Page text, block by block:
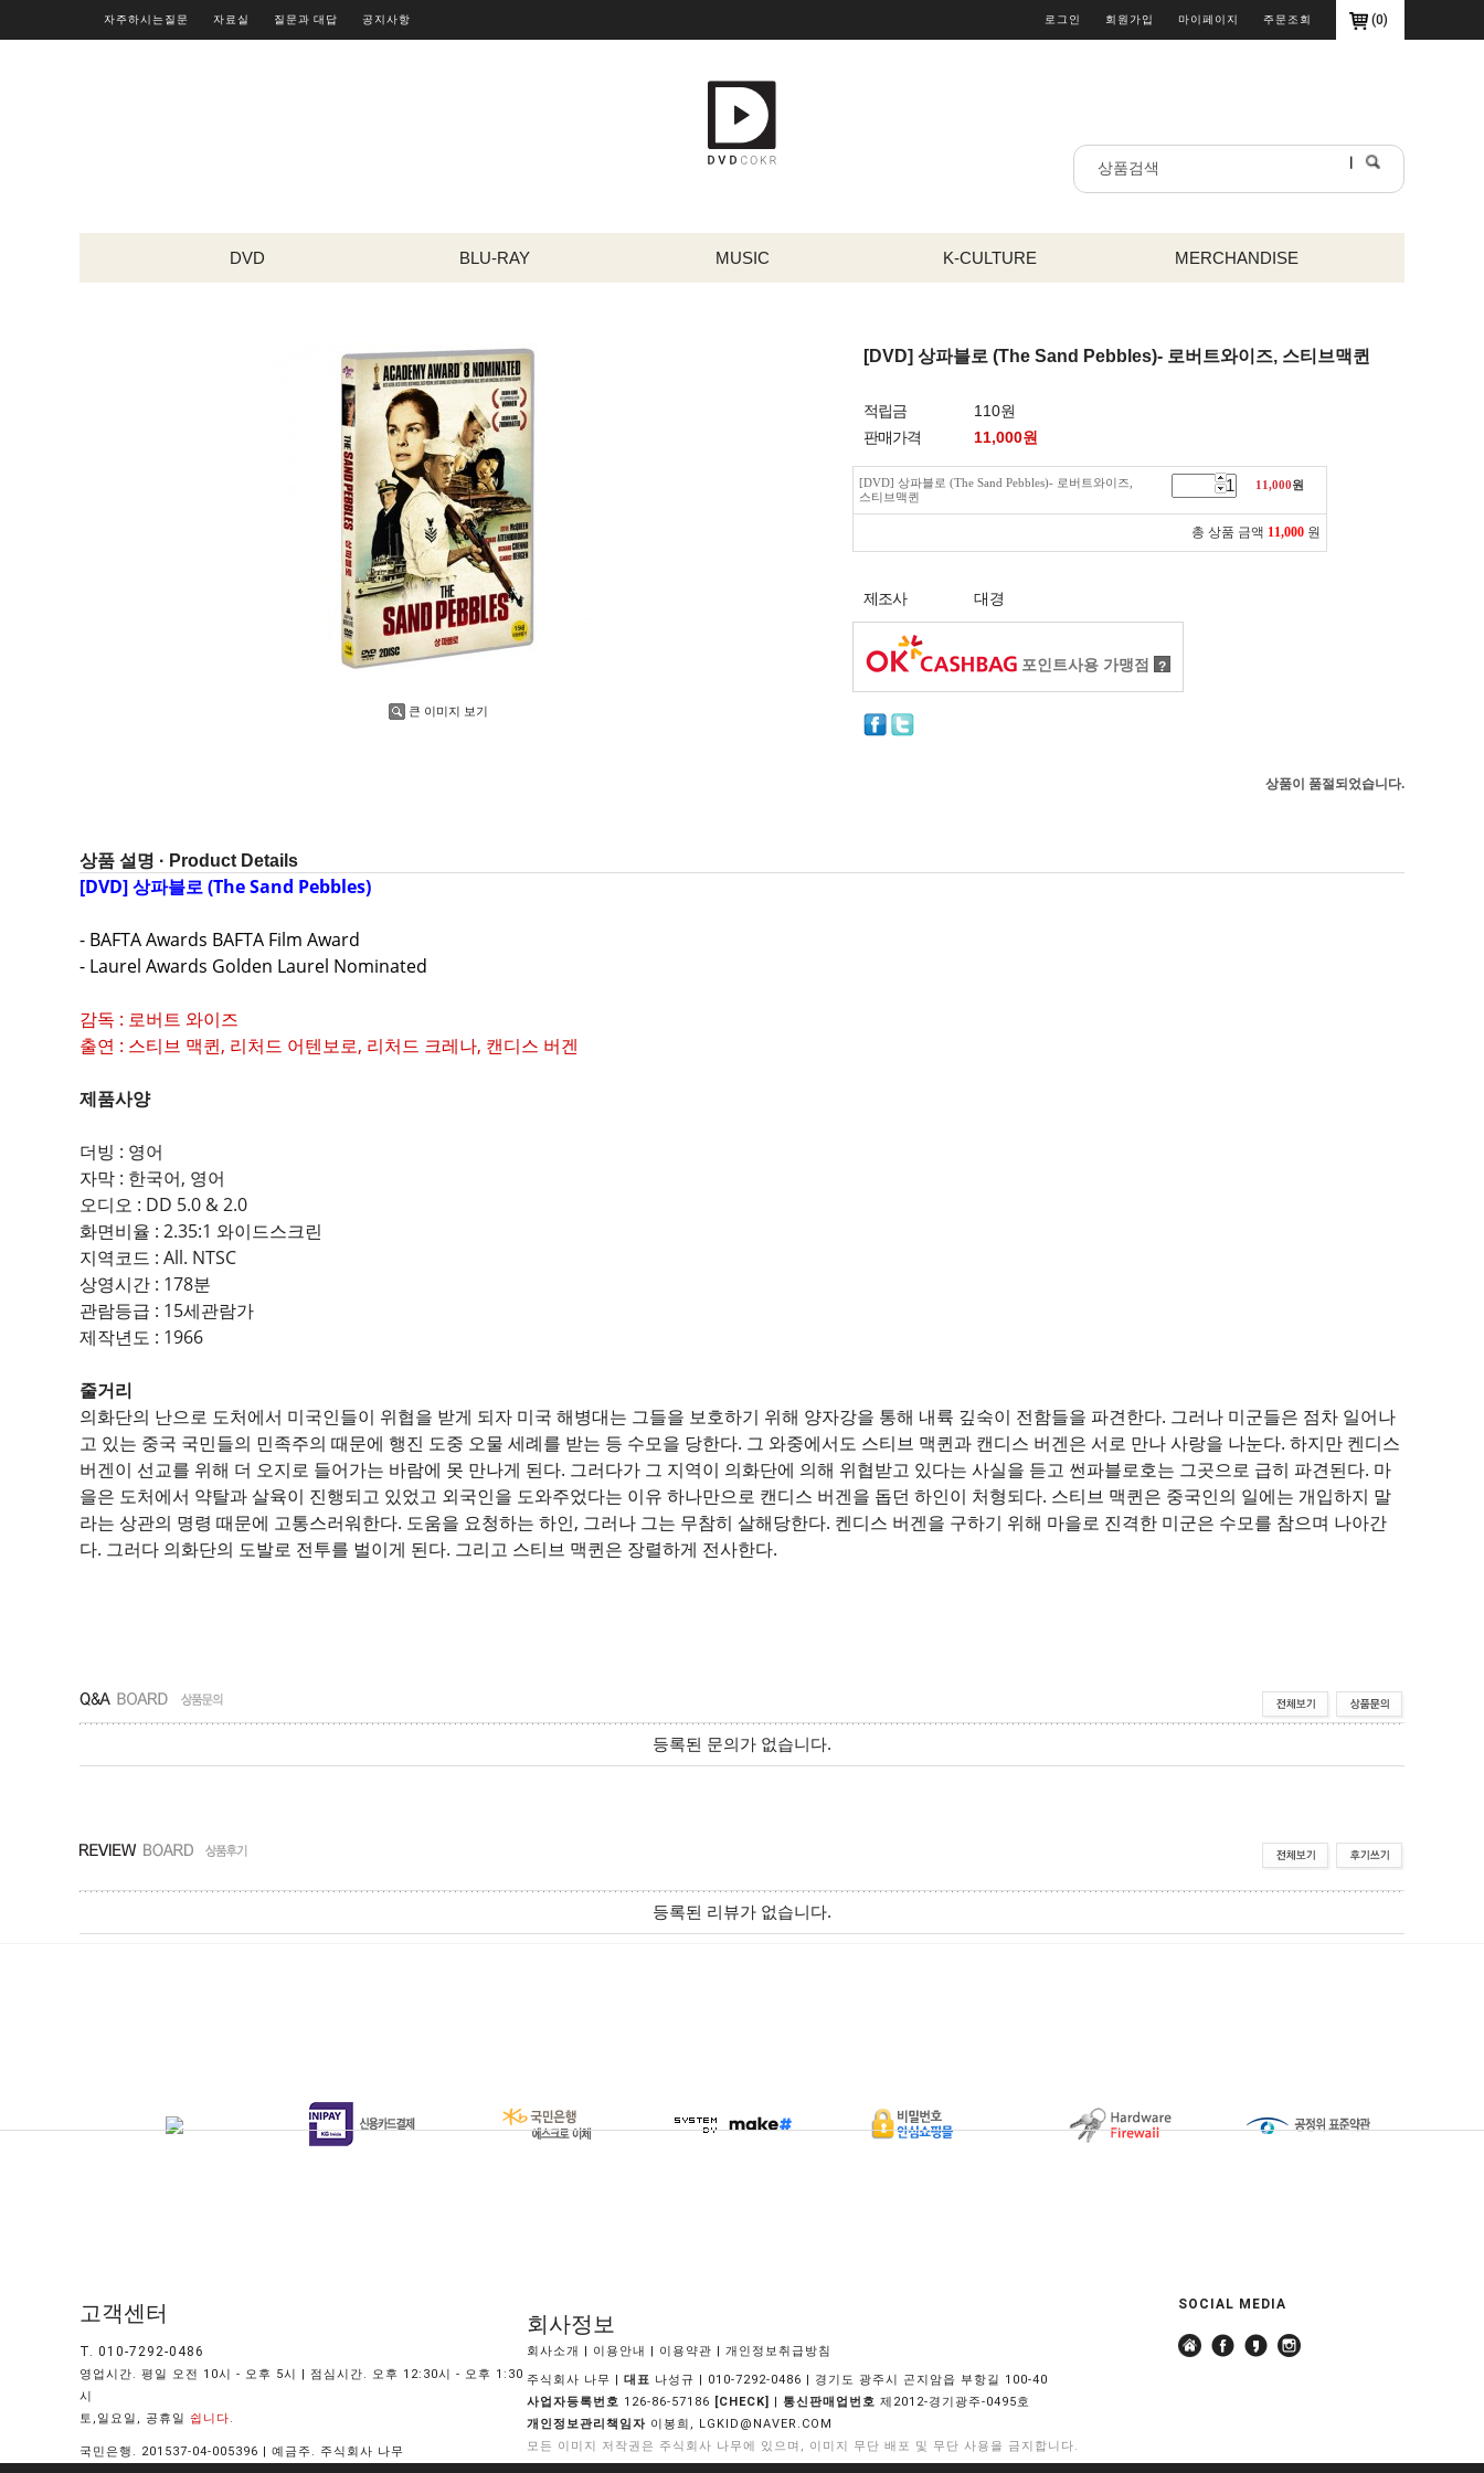
자주하시는질문 자료실 질문과 대답 공지사항 (0)
로그인 회원가입 마이페이지 주문조회
DVD BLU-RAY MUSIC K-CULTURE MERCHANDISE
큰 이미지 보기
[DVD] 상파블로 (The Sand Pebbles)- 로버트와이즈, 스티브맥퀸
적립금
110원
판매가격
11,000원
[DVD] 상파블로 (The Sand Pebbles)- 로버트와이즈,
스티브맥퀸
11,000원
총 상품 금액 11,000 원
제조사 대경
포인트사용 가맹점 ?
상품이 품절되었습니다.
상품 설명 · Product Details
[DVD] 상파블로 (The Sand Pebbles)
- BAFTA Awards BAFTA Film Award
- Laurel Awards Golden Laurel Nominated
감독 : 로버트 와이즈
출연 : 스티브 맥퀸, 리처드 어텐보로, 리처드 크레나, 캔디스 버겐
제품사양
더빙 : 영어
자막 : 한국어, 영어
오디오 : DD 5.0 & 2.0
화면비율 : 2.35:1 와이드스크린
지역코드 : All. NTSC
상영시간 : 178분
관람등급 : 15세관람가
제작년도 : 1966
줄거리
의화단의 난으로 도처에서 미국인들이 위협을 받게 되자 미국 해병대는 그들을 보호하기 위해 양자강을 통해 내륙 깊숙이 전함들을 파견한다. 그러나 미군들은 점차 일어나
고 있는 중국 국민들의 민족주의 때문에 행진 도중 오물 세례를 받는 등 수모을 당한다. 그 와중에서도 스티브 맥퀸과 캔디스 버겐은 서로 만나 사랑을 나눈다. 하지만 켄디스
버겐이 선교를 위해 더 오지로 들어가는 바람에 못 만나게 된다. 그러다가 그 지역이 의화단에 의해 위협받고 있다는 사실을 듣고 썬파블로호는 그곳으로 급히 파견된다. 마
을은 도처에서 약탈과 살육이 진행되고 있었고 외국인을 도와주었다는 이유 하나만으로 캔디스 버겐을 돕던 하인이 처형되다. 스티브 맥퀸은 중국인의 일에는 개입하지 말
라는 상관의 명령 때문에 고통스러워한다. 도움을 요청하는 하인, 그러나 그는 무참히 살해당한다. 켄디스 버겐을 구하기 위해 마을로 진격한 미군은 수모를 참으며 나아간
다. 그러다 의화단의 도발로 전투를 벌이게 된다. 그리고 스티브 맥퀸은 장렬하게 전사한다.
등록된 문의가 없습니다.
등록된 리뷰가 없습니다.
고객센터
T. 010-7292-0486
영업시간. 평일 오전 10시 - 오후 5시 | 점심시간. 오후 12:30시 - 오후 1:30
시
토,일요일, 공휴일 쉽니다.
국민은행. 201537-04-005396 | 예금주. 주식회사 나무
회사정보
회사소개 | 이용안내 | 이용약관 | 개인정보취급방침
주식회사 나무 | 대표 나성규 | 010-7292-0486 | 경기도 광주시 곤지암읍 부항길 100-40
사업자등록번호 126-86-57186 [CHECK] 통신판매업번호 제2012-경기광주-0495호
개인정보관리책임자 이봉희,
LGKID@NAVER.COM
모든 이미지 저작권은 주식회사 나무에 있으며, 이미지 무단 배포 및 무단 사용을 금지합니다.
SOCIAL MEDIA